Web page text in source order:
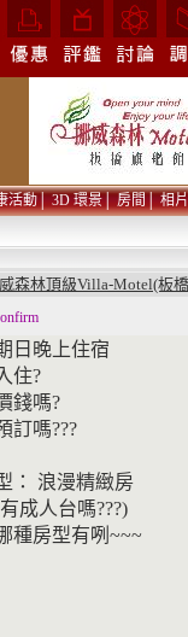
活動│3D 環景│房間│相片
森林頂級Villa-Motel(板
日晚上住宿
住?
錢嗎?
訂嗎???
： 浪漫精緻房
成人台嗎???)
種房型有咧~~~